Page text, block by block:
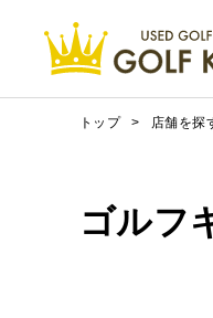
トップ > 店舗を探
ゴルフ